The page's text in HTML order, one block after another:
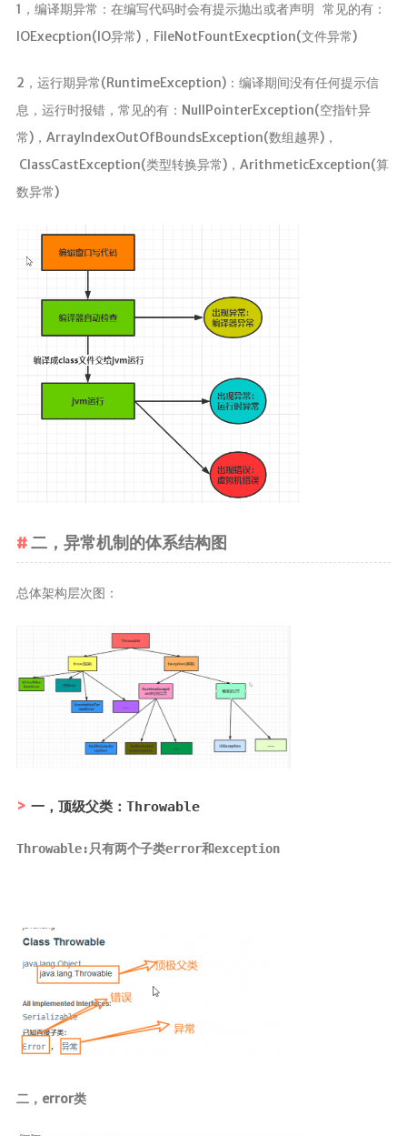
1，编译期异常：在编写代码时会有提示抛出或者声明 常见的有：
IOExecption(IO异常)，FileNotFountExecption(文件异常)
2，运行期异常(RuntimeException)：编译期间没有任何提示信
息，运行时报错，常见的有：NullPointerException(空指针异
常)，ArrayIndexOutOfBoundsException(数组越界)，
ClassCastException(类型转换异常)，ArithmeticException(算
数异常)
二，异常机制的体系结构图
总体架构层次图：
一，顶级父类： Throwable
Throwable:只有两个子类error和exception
二，error类
SpringCloud
SpringCloudAlibaba
数据库
部署
Nginx
分布式
FastDFS
Minio
SpringSession
中间件
RabbitMQ
Canal
java开发
javaSE
JavaWeb
JUC
Log
Dom4j
Spring
SpringMVC
SpringBoot